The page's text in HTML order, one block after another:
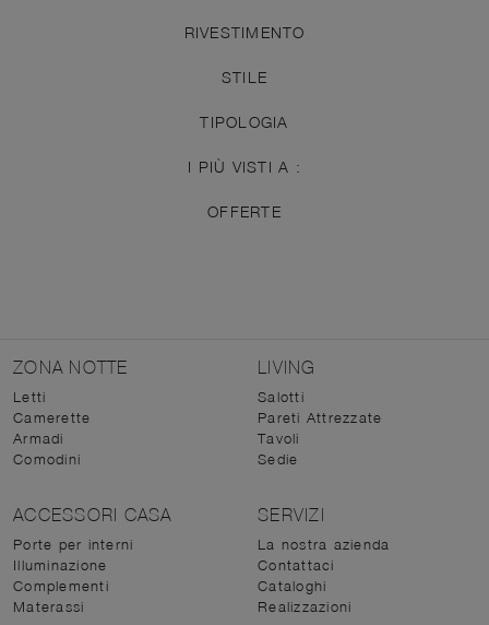
RIVESTIMENTO
STILE
TIPOLOGIA
I PIÙ VISTI A :
OFFERTE
ZONA NOTTE
Letti
Camerette
Armadi
Comodini
LIVING
Salotti
Pareti Attrezzate
Tavoli
Sedie
ACCESSORI CASA
Porte per interni
Illuminazione
Complementi
Materassi
SERVIZI
La nostra azienda
Contattaci
Cataloghi
Realizzazioni